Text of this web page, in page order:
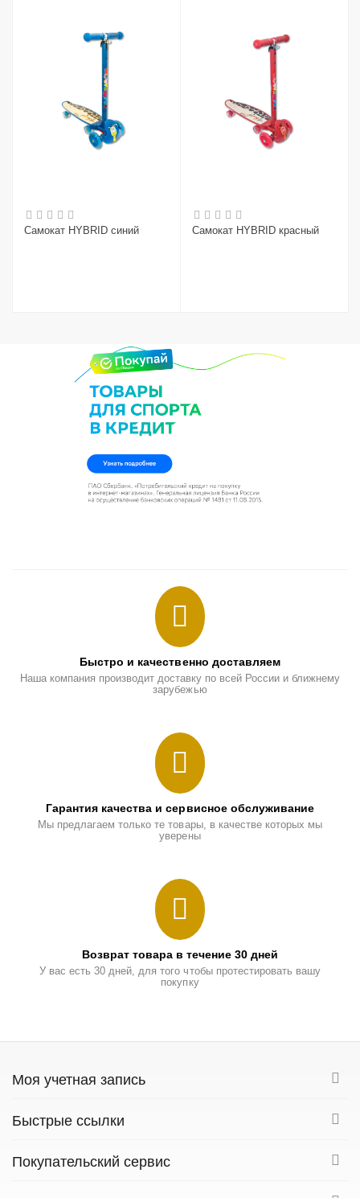
Самокат HYBRID синий Самокат HYBRID красный
Быстро и качественно доставляем
Наша компания производит доставку по всей России и ближнему
зарубежью
Гарантия качества и сервисное обслуживание
Мы предлагаем только те товары, в качестве которых мы
уверены
Возврат товара в течение 30 дней
У вас есть 30 дней, для того чтобы протестировать вашу
покупку
Моя учетная запись
Быстрые ссылки
Покупательский сервис